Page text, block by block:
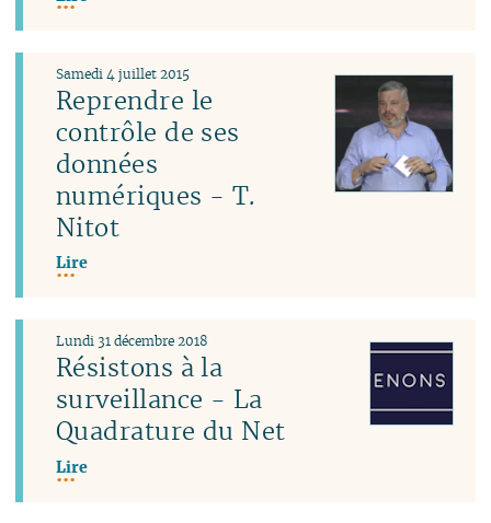
Reprendre le
contrôle de ses
données
numériques - T.
Nitot
Samedi 4 juillet 2015
Lire
Résistons à la
surveillance - La
Quadrature du Net
Lundi 31 décembre 2018
Lire